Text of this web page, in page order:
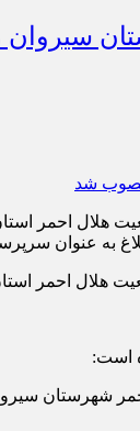
هلال احمر
به عنوان
هلال احمر
است:
شهرستان